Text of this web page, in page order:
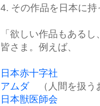
4. その作品を日本に
「欲しい作品もある
皆さま。例えば、
日本赤十字社
アムダ（人間を扱う
日本獣医師会